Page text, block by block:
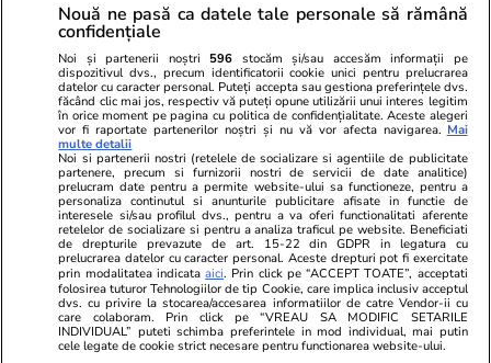
și ploi torențiale. Harta zonelor vizate de
avertizarea meteo ANM cod galben
Știri România 07 aug.
Debitul Dunării a atins un minim istoric, dar
hidrologii anunță că fluviul va începe să
crească din 13 august: „Am mai câștiga 3-4
zile”
Știri Externe 07 aug.
Intervenția Bruxelles-ului a fost praf în ochi:
Nouă ne pasă ca datele tale personale să rămână
confidențiale
Noi și partenerii noștri 596 stocăm și/sau accesăm informații pe
dispozitivul dvs., precum identificatorii cookie unici pentru prelucrarea
datelor cu caracter personal. Puteți accepta sau gestiona preferințele dvs.
făcând clic mai jos, respectiv vă puteți opune utilizării unui interes legitim
în orice moment pe pagina cu politica de confidențialitate. Aceste alegeri
vor fi raportate partenerilor noștri și nu vă vor afecta navigarea. Mai
multe detalii
Noi si partenerii nostri (retelele de socializare si agentiile de publicitate
partenere, precum si furnizorii nostri de servicii de date analitice)
prelucram date pentru a permite website-ului sa functioneze, pentru a
personaliza continutul si anunturile publicitare afisate in functie de
interesele si/sau profilul dvs., pentru a va oferi functionalitati aferente
retelelor de socializare si pentru a analiza traficul pe website. Beneficiati
de drepturile prevazute de art. 15-22 din GDPR in legatura cu
prelucrarea datelor cu caracter personal. Aceste drepturi pot fi exercitate
prin modalitatea indicataaici. Prin click pe “ACCEPT TOATE”, acceptati
folosirea tuturor Tehnologiilor de tip Cookie, care implica inclusiv acceptul
dvs. cu privire la stocarea/accesarea informatiilor de catre Vendor-ii cu
care colaboram. Prin click pe “VREAU SA MODIFIC SETARILE
INDIVIDUAL” puteti schimba preferintele in mod individual, mai putin
cele legate de cookie strict necesare pentru functionarea website-ului.